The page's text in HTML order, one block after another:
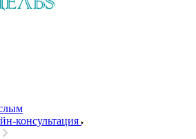
консультация